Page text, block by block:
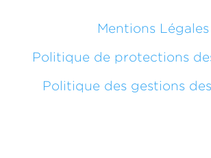
Mentions Légales
Politique de protections
Politique des gestions